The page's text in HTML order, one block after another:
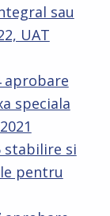
sau
UAT
aprobare
speciala
stabilire si
pentru